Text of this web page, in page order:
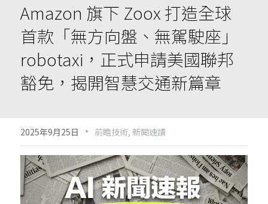
Amazon 旗下 Zoox 打造全球
首款「無方向盤、無駕駛座」
robotaxi，正式申請美國聯邦
豁免，揭開智慧交通新篇章
2025年9月25日 · 前瞻技術, 新聞速讀